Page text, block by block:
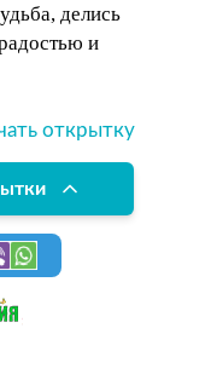
делись
и
открытку